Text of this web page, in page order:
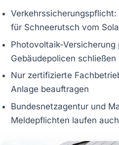
für Schneerutsch vom
Photovoltaik-Versicherung
Gebäudepolicen
Nur zertifizierte
Anlage beauftragen
Bundesnetzagentur und
Meldepflichten laufen